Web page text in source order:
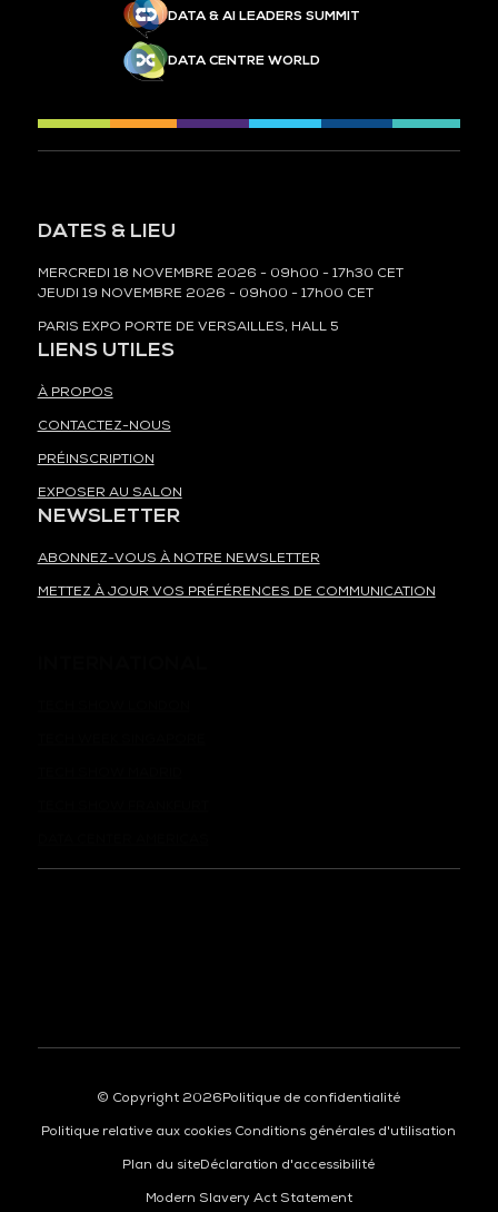
DATA & AI LEADERS SUMMIT
DATA CENTRE WORLD
DATES & LIEU
MERCREDI 18 NOVEMBRE 2026 - 09h00 - 17h30 CET
JEUDI 19 NOVEMBRE 2026 - 09h00 - 17h00 CET
PARIS EXPO PORTE DE VERSAILLES, HALL 5
LIENS UTILES
À PROPOS
CONTACTEZ-NOUS
PRÉINSCRIPTION
EXPOSER AU SALON
NEWSLETTER
ABONNEZ-VOUS À NOTRE NEWSLETTER
METTEZ À JOUR VOS PRÉFÉRENCES DE COMMUNICATION
© Copyright 2026Politique de confidentialité
Politique relative aux cookies Conditions générales d'utilisation
Plan du siteDéclaration d'accessibilité
Modern Slavery Act Statement